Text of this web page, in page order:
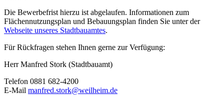
Die Bewerbefrist hierzu ist abgelaufen. Informationen zum
Flächennutzungsplan und Bebauungsplan finden Sie unter der
Webseite unseres Stadtbauamtes.
Für Rückfragen stehen Ihnen gerne zur Verfügung:
Herr Manfred Stork (Stadtbauamt)
Telefon 0881 682-4200
E-Mail manfred.stork@weilheim.de